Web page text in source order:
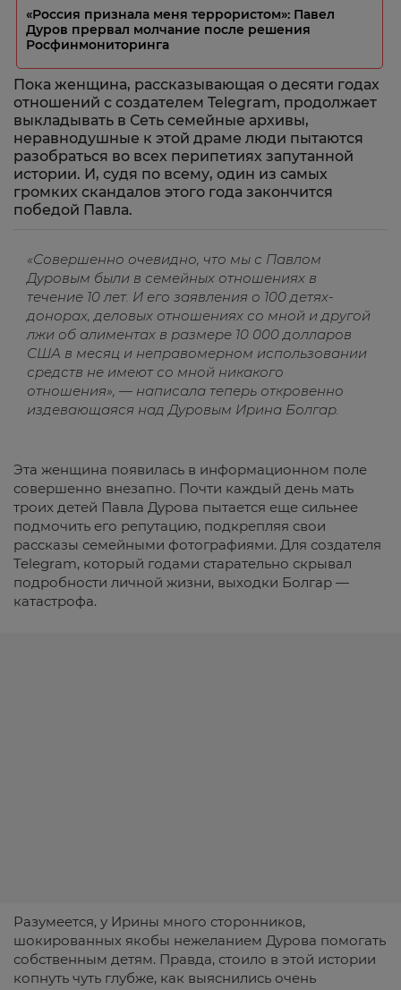
«Россия признала меня террористом»: Павел
Дуров прервал молчание после решения
Росфинмониторинга
Пока женщина, рассказывающая о десяти годах
отношений с создателем Telegram, продолжает
выкладывать в Сеть семейные архивы,
неравнодушные к этой драме люди пытаются
разобраться во всех перипетиях запутанной
истории. И, судя по всему, один из самых
громких скандалов этого года закончится
победой Павла.
«Совершенно очевидно, что мы с Павлом
Дуровым были в семейных отношениях в
течение 10 лет. И его заявления о 100 детях-
донорах, деловых отношениях со мной и другой
лжи об алиментах в размере 10 000 долларов
США в месяц и неправомерном использовании
средств не имеют со мной никакого
отношения», — написала теперь откровенно
издевающаяся над Дуровым Ирина Болгар.
Эта женщина появилась в информационном поле
совершенно внезапно. Почти каждый день мать
троих детей Павла Дурова пытается еще сильнее
подмочить его репутацию, подкрепляя свои
рассказы семейными фотографиями. Для создателя
Telegram, который годами старательно скрывал
подробности личной жизни, выходки Болгар —
катастрофа.
Разумеется, у Ирины много сторонников,
шокированных якобы нежеланием Дурова помогать
собственным детям. Правда, стоило в этой истории
копнуть чуть глубже, как выяснились очень